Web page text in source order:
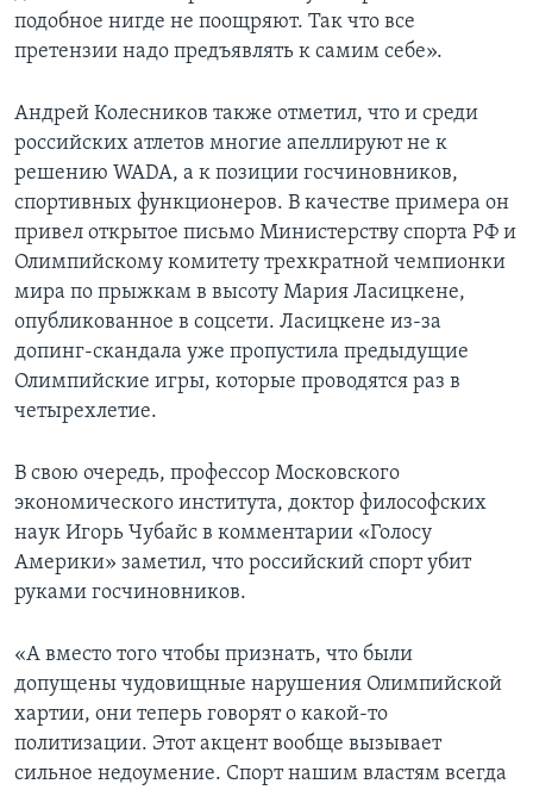
подобное нигде не поощряют. Так что все
претензии надо предъявлять к самим себе».
Андрей Колесников также отметил, что и среди
российских атлетов многие апеллируют не к
решению WADA, а к позиции госчиновников,
спортивных функционеров. В качестве примера он
привел открытое письмо Министерству спорта РФ и
Олимпийскому комитету трехкратной чемпионки
мира по прыжкам в высоту Мария Ласицкене,
опубликованное в соцсети. Ласицкене из-за
допинг-скандала уже пропустила предыдущие
Олимпийские игры, которые проводятся раз в
четырехлетие.
В свою очередь, профессор Московского
экономического института, доктор философских
наук Игорь Чубайс в комментарии «Голосу
Америки» заметил, что российский спорт убит
руками госчиновников.
«А вместо того чтобы признать, что были
допущены чудовищные нарушения Олимпийской
хартии, они теперь говорят о какой-то
политизации. Этот акцент вообще вызывает
сильное недоумение. Спорт нашим властям всегда